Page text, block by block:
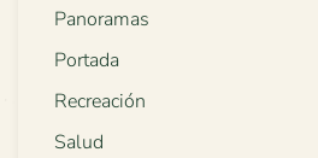
Panoramas
Portada
Recreación
Salud